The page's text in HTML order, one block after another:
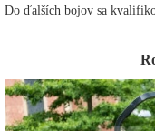
Do ďalších bojov sa